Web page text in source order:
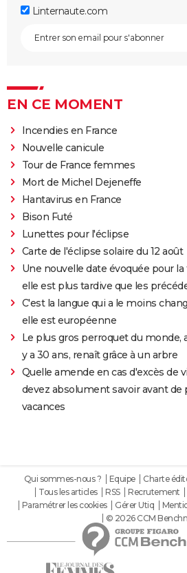
Linternaute.com
EN CE MOMENT
Incendies en France
Nouvelle canicule
Tour de France femmes
Mort de Michel Dejeneffe
Hantavirus en France
Bison Futé
Lunettes pour l'éclipse
Carte de l'éclipse solaire du 12 août
Une nouvelle date évoquée pour la
elle est plus tardive que les
C'est la langue qui a le moins
elle est européenne
Le plus gros perroquet du monde,
y a 30 ans, renaît grâce à un arbre
Quelle amende en cas d'excès de
devez absolument savoir avant de
vacances
Qui sommes-nous ? Equipe Charte
Tous les articles
RSS Recrutement
Paramétrer les cookies
Gérer Utiq
© 2026 CCM